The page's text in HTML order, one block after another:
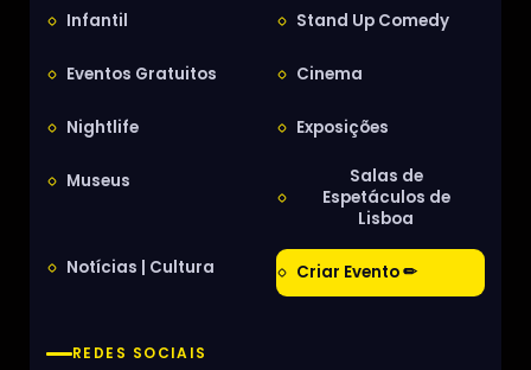
Infantil Stand Up Comedy
Eventos Gratuitos Cinema
Nightlife Exposições
Museus
Salas de
Espetáculos de
Lisboa
Notícias | Cultura Criar Evento ✏
REDES SOCIAIS